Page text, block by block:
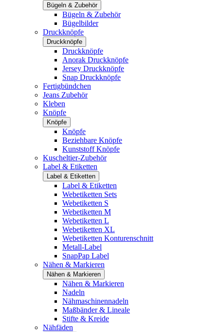
Bügeln & Zubehör
Bügeln & Zubehör
Bügelbilder
Druckknöpfe
Druckknöpfe
Druckknöpfe
Anorak Druckknöpfe
Jersey Druckknöpfe
Snap Druckknöpfe
Fertigbündchen
Jeans Zubehör
Kleben
Knöpfe
Knöpfe
Knöpfe
Beziehbare Knöpfe
Kunststoff Knöpfe
Kuscheltier-Zubehör
Label & Etiketten
Label & Etiketten
Label & Etiketten
Webetiketten Sets
Webetiketten S
Webetiketten M
Webetiketten L
Webetiketten XL
Webetiketten Konturenschnitt
Metall-Label
SnapPap Label
Nähen & Markieren
Nähen & Markieren
Nähen & Markieren
Nadeln
Nähmaschinennadeln
Maßbänder & Lineale
Stifte & Kreide
Nähfäden